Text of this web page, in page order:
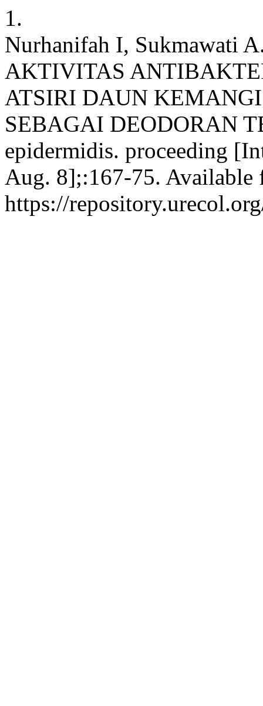
1.
Nurhanifah I, Sukmawati
AKTIVITAS
ATSIRI DAUN
SEBAGAI DEODORAN
epidermidis. proceeding
Aug. 8];:167-75. Available
https://